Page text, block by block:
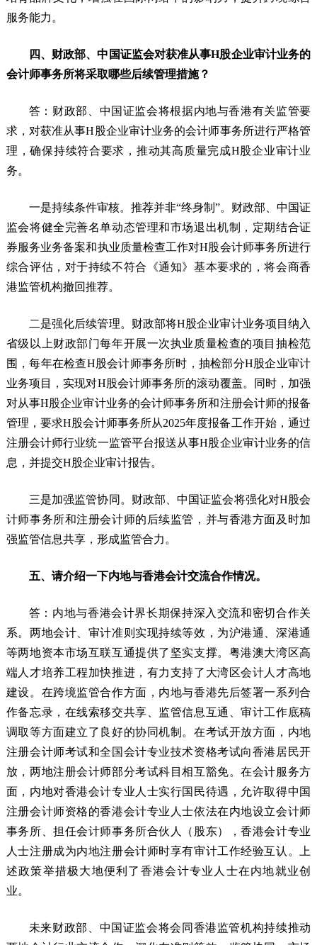
服务能力。
四、财政部、中国证监会对获准从事H股企业审计业务的
会计师事务所将采取哪些后续管理措施？
答：财政部、中国证监会将根据内地与香港有关监管要
求，对获准从事H股企业审计业务的会计师事务所进行严格管
理，确保持续符合要求，推动其高质量完成H股企业审计业
务。
一是持续条件审核。推荐并非“终身制”。财政部、中国证
监会将健全完善名单动态管理和市场退出机制，定期结合证
券服务业务备案和执业质量检查工作对H股会计师事务所进行
综合评估，对于持续不符合《通知》基本要求的，将会商香
港监管机构撤回推荐。
二是强化后续管理。财政部将H股企业审计业务项目纳入
省级以上财政部门每年开展一次执业质量检查的项目抽检范
围，每年在检查H股会计师事务所时，抽检部分H股企业审计
业务项目，实现对H股会计师事务所的滚动覆盖。同时，加强
对从事H股企业审计业务的会计师事务所和注册会计师的报备
管理，要求H股会计师事务所从2025年度报备工作开始，通过
注册会计师行业统一监管平台报送从事H股企业审计业务的信
息，并提交H股企业审计报告。
三是加强监管协同。财政部、中国证监会将强化对H股会
计师事务所和注册会计师的后续监管，并与香港方面及时加
强监管信息共享，形成监管合力。
五、请介绍一下内地与香港会计交流合作情况。
答：内地与香港会计界长期保持深入交流和密切合作关
系。两地会计、审计准则实现持续等效，为沪港通、深港通
等两地资本市场互联互通提供了坚实支撑。粤港澳大湾区高
端人才培养工程加快推进，有力支持了大湾区会计人才高地
建设。在跨境监管合作方面，内地与香港先后签署一系列合
作备忘录，在线索移交共享、监管信息互通、审计工作底稿
调取等方面建立了良好的协同机制。在考试开放方面，内地
注册会计师考试和全国会计专业技术资格考试向香港居民开
放，两地注册会计师部分考试科目相互豁免。在会计服务方
面，内地对香港会计专业人士实行国民待遇，允许取得中国
注册会计师资格的香港会计专业人士依法在内地设立会计师
事务所、担任会计师事务所合伙人（股东），香港会计专业
人士注册成为内地注册会计师时享有审计工作经验互认。上
述政策举措极大地便利了香港会计专业人士在内地就业创
业。
未来财政部、中国证监会将会同香港监管机构持续推动